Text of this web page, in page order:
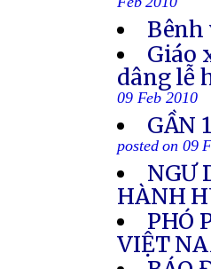
Feb 2010
Bênh
Giáo
dâng lễ
09 Feb 2010
GẦN
posted on 09
NGƯ
HÀNH
PHÓ
VIỆT